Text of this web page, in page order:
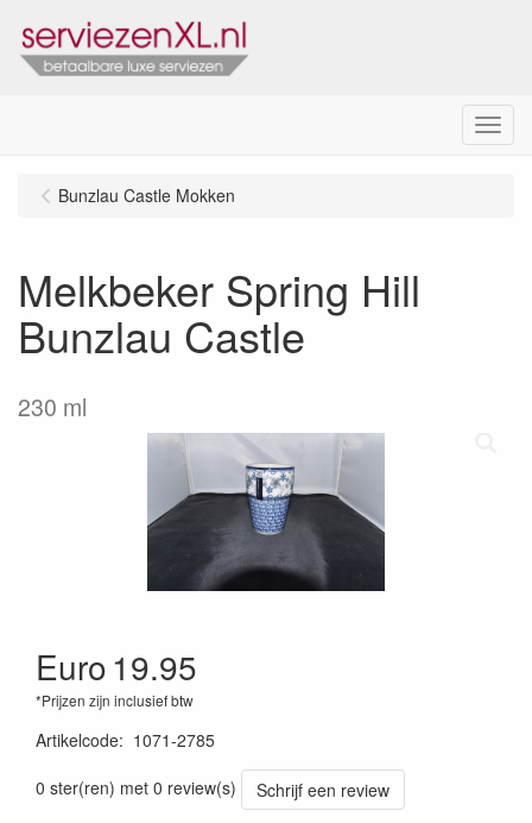
Menu
Bunzlau Castle Mokken
Melkbeker Spring Hill
Bunzlau Castle
230 ml
Euro19.95
*Prijzen zijn inclusief btw
Artikelcode: 1071-2785
0 ster(ren) met 0 review(s)
Schrijf een review